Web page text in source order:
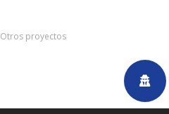
Otros proyectos